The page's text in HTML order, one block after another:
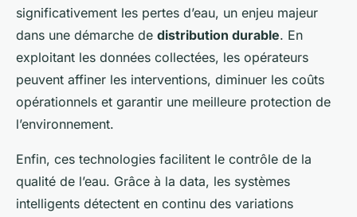
significativement les pertes d’eau, un enjeu majeur
dans une démarche de distribution durable. En
exploitant les données collectées, les opérateurs
peuvent affiner les interventions, diminuer les coûts
opérationnels et garantir une meilleure protection de
l’environnement.
Enfin, ces technologies facilitent le contrôle de la
qualité de l’eau. Grâce à la data, les systèmes
intelligents détectent en continu des variations